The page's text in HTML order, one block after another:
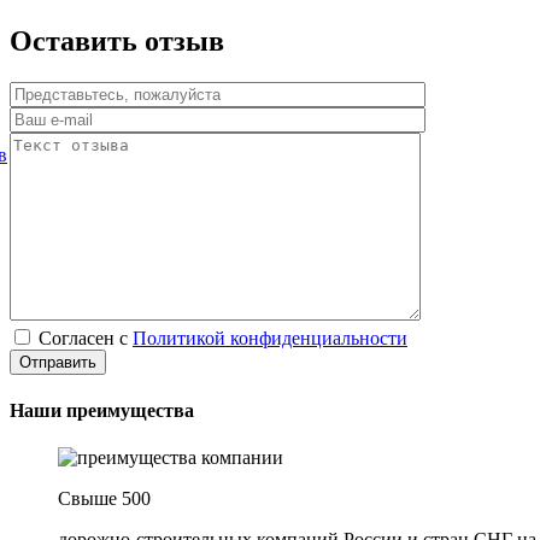
Оставить отзыв
Согласен с Политикой конфиденциальности
Наши преимущества
Свыше 500